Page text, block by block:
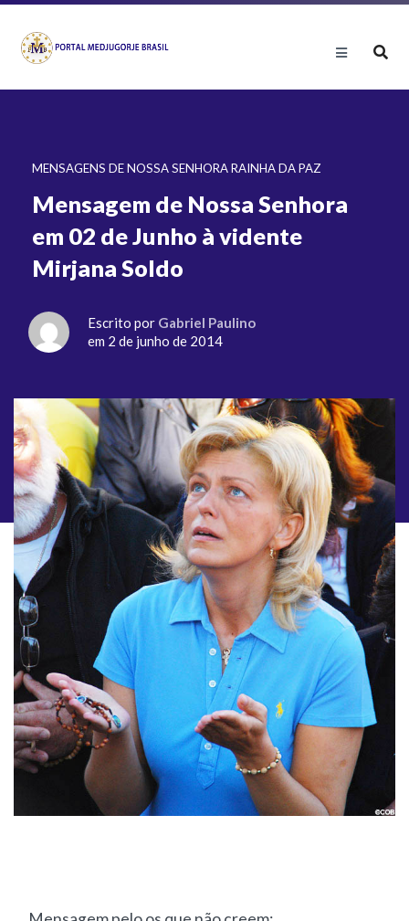
MENSAGENS DE NOSSA SENHORA RAINHA DA PAZ
Mensagem de Nossa Senhora
em 02 de Junho à vidente
Mirjana Soldo
Escrito por Gabriel Paulino
em 2 de junho de 2014